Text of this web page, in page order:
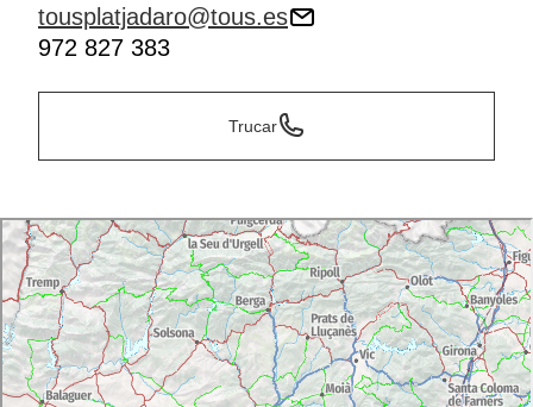
tousplatjadaro@tous.es
972 827 383
Trucar